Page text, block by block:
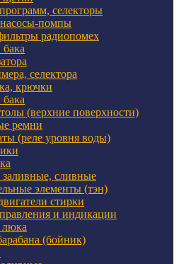
селекторы
помпы
радиопомех
селектора
крючки
(верхние поверхности)
ремни
(реле уровня воды)
сливные
элементы (тэн)
стирки
и индикации
(бойник)